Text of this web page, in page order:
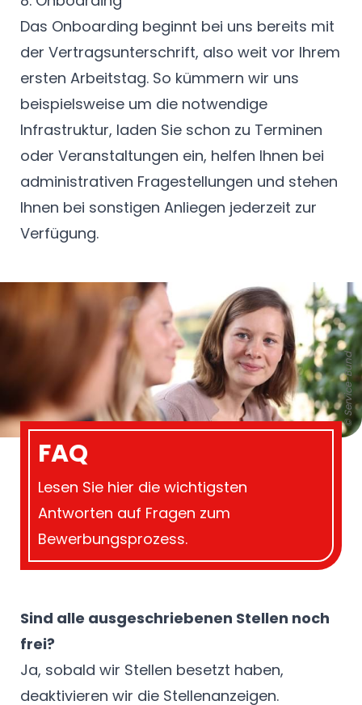
Das Onboarding beginnt bei uns bereits mit
der Vertragsunterschrift, also weit vor Ihrem
ersten Arbeitstag. So kümmern wir uns
beispielsweise um die notwendige
Infrastruktur, laden Sie schon zu Terminen
oder Veranstaltungen ein, helfen Ihnen bei
administrativen Fragestellungen und stehen
Ihnen bei sonstigen Anliegen jederzeit zur
Verfügung.
© Service-Bund
FAQ
Lesen Sie hier die wichtigsten
Antworten auf Fragen zum
Bewerbungsprozess.
Sind alle ausgeschriebenen Stellen noch
frei?
Ja, sobald wir Stellen besetzt haben,
deaktivieren wir die Stellenanzeigen.